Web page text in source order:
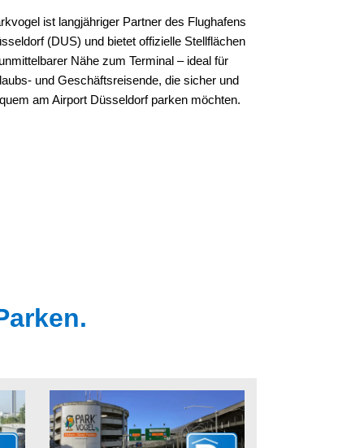
ist langjähriger Partner des Flughafens
(DUS) und bietet offizielle Stellflächen
Nähe zum Terminal – ideal für
und Geschäftsreisende, die sicher und
am Airport Düsseldorf parken möchten.